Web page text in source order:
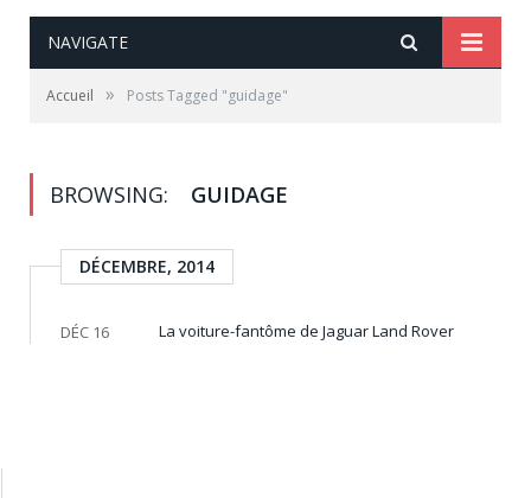
NAVIGATE
Accueil » Posts Tagged "guidage"
BROWSING: GUIDAGE
DÉCEMBRE, 2014
DÉC 16 La voiture-fantôme de Jaguar Land Rover